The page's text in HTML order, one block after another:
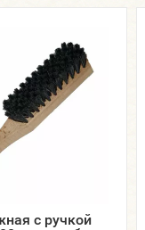
с ручкой